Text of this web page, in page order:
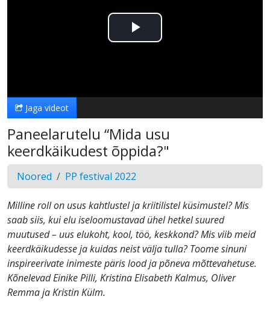
Esita
Jaga videot
Paneelarutelu “Mida usu
keerdkäikudest õppida?"
Noored PP festival 2022
Milline roll on usus kahtlustel ja kriitilistel küsimustel? Mis
saab siis, kui elu iseloomustavad ühel hetkel suured
muutused – uus elukoht, kool, töö, keskkond? Mis viib meid
keerdkäikudesse ja kuidas neist välja tulla? Toome sinuni
inspireerivate inimeste päris lood ja põneva mõttevahetuse.
Kõnelevad Einike Pilli, Kristina Elisabeth Kalmus, Oliver
Remma ja Kristin Külm.